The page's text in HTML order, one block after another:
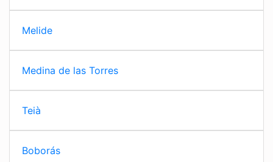
Melide
Medina de las Torres
Teià
Boborás